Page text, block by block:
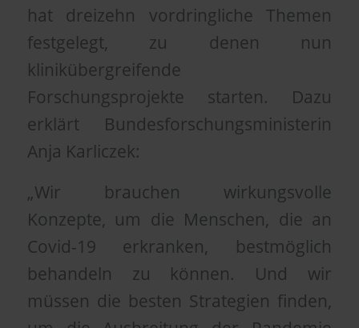
hat
dreizehn vordringliche Themen
festgelegt, zu denen nun
klinikübergreifende
Forschungsprojekte starten. Dazu
erklärt Bundesforschungsministerin
Anja Karliczek:
„Wir brauchen wirkungsvolle
Konzepte, um die Menschen, die an
Covid-19 erkranken, bestmöglich
behandeln zu können. Und wir
müssen die besten Strategien finden,